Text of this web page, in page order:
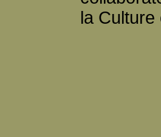
la